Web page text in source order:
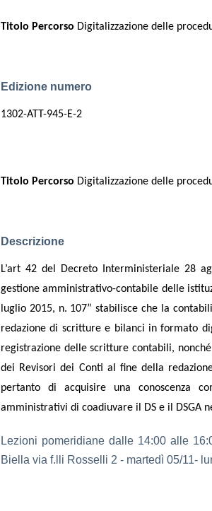
Titolo Percorso Digitalizzazione delle
Edizione numero
1302-ATT-945-E-2
Titolo Percorso Digitalizzazione delle
Descrizione
L’art 42 del Decreto Interministeriale 28
gestione amministrativo-contabile delle
luglio 2015, n. 107” stabilisce che la
redazione di scritture e bilanci in formato
registrazione delle scritture contabili,
dei Revisori dei Conti al fine della
pertanto di acquisire una conoscenza
amministrativi di coadiuvare il DS e il DSGA
Lezioni pomeridiane dalle 14:00 alle
Biella via f.lli Rosselli 2 - martedì 05/11-